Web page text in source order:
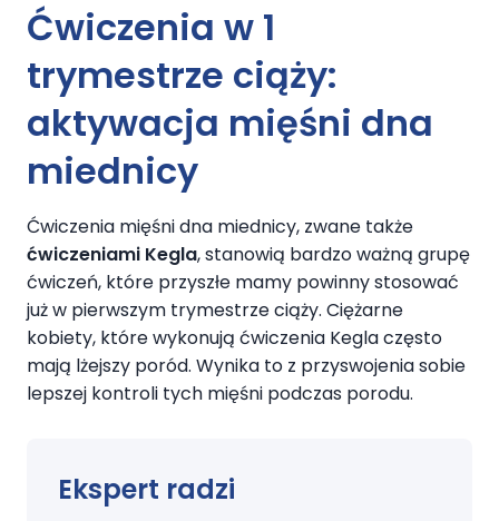
Ćwiczenia w 1
trymestrze ciąży:
aktywacja mięśni dna
miednicy
Ćwiczenia mięśni dna miednicy, zwane także
ćwiczeniami Kegla, stanowią bardzo ważną grupę
ćwiczeń, które przyszłe mamy powinny stosować
już w pierwszym trymestrze ciąży. Ciężarne
kobiety, które wykonują ćwiczenia Kegla często
mają lżejszy poród. Wynika to z przyswojenia sobie
lepszej kontroli tych mięśni podczas porodu.
Ekspert radzi